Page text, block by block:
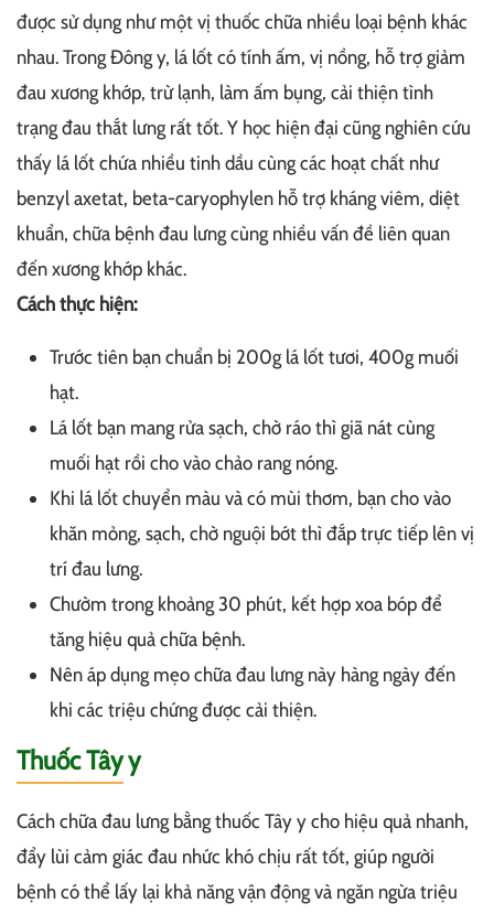
được sử dụng như một vị thuốc chữa nhiều loại bệnh khác
nhau. Trong Đông y, lá lốt có tính ấm, vị nồng, hỗ trợ giảm
đau xương khớp, trừ lạnh, làm ấm bụng, cải thiện tình
trạng đau thắt lưng rất tốt. Y học hiện đại cũng nghiên cứu
thấy lá lốt chứa nhiều tinh dầu cùng các hoạt chất như
benzyl axetat, beta-caryophylen hỗ trợ kháng viêm, diệt
khuẩn, chữa bệnh đau lưng cùng nhiều vấn đề liên quan
đến xương khớp khác.
Cách thực hiện:
Trước tiên bạn chuẩn bị 200g lá lốt tươi, 400g muối
hạt.
Lá lốt bạn mang rửa sạch, chờ ráo thì giã nát cùng
muối hạt rồi cho vào chảo rang nóng.
Khi lá lốt chuyển màu và có mùi thơm, bạn cho vào
khăn mỏng, sạch, chờ nguội bớt thì đắp trực tiếp lên vị
trí đau lưng.
Chườm trong khoảng 30 phút, kết hợp xoa bóp để
tăng hiệu quả chữa bệnh.
Nên áp dụng mẹo chữa đau lưng này hàng ngày đến
khi các triệu chứng được cải thiện.
Thuốc Tây y
Cách chữa đau lưng bằng thuốc Tây y cho hiệu quả nhanh,
đẩy lùi cảm giác đau nhức khó chịu rất tốt, giúp người
bệnh có thể lấy lại khả năng vận động và ngăn ngừa triệu